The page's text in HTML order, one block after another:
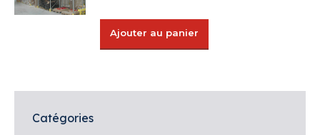
Ajouter au panier
Catégories